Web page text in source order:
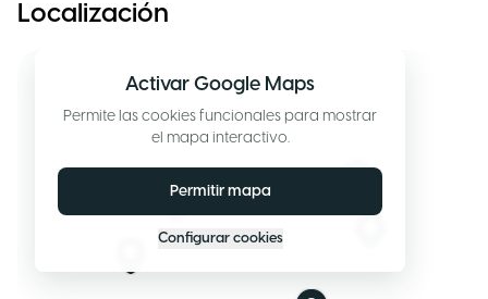
Localización
Activar Google Maps
Permite las cookies funcionales para mostrar
el mapa interactivo.
Permitir mapa
Configurar cookies